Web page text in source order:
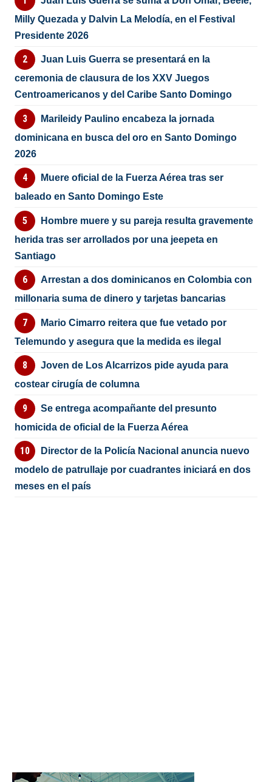
Milly Quezada y Dalvin La Melodía, en el Festival
Presidente 2026
Juan Luis Guerra se presentará en la
ceremonia de clausura de los XXV Juegos
Centroamericanos y del Caribe Santo Domingo
Marileidy Paulino encabeza la jornada
dominicana en busca del oro en Santo Domingo
2026
Muere oficial de la Fuerza Aérea tras ser
baleado en Santo Domingo Este
Hombre muere y su pareja resulta gravemente
herida tras ser arrollados por una jeepeta en
Santiago
Arrestan a dos dominicanos en Colombia con
millonaria suma de dinero y tarjetas bancarias
Mario Cimarro reitera que fue vetado por
Telemundo y asegura que la medida es ilegal
Joven de Los Alcarrizos pide ayuda para
costear cirugía de columna
Se entrega acompañante del presunto
homicida de oficial de la Fuerza Aérea
Director de la Policía Nacional anuncia nuevo
modelo de patrullaje por cuadrantes iniciará en dos
meses en el país